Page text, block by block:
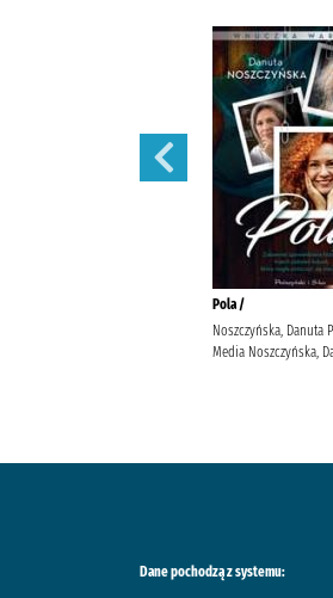
Pola /
Noszczyńska, Danuta
Media Noszczyńska,
Dane pochodzą z systemu: